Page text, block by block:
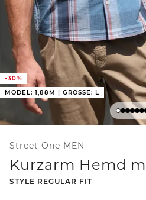
-30%
MODEL: 1,88M | GRÖSSE: L
Street One MEN
Kurzarm Hemd
-
STYLE REGULAR FIT